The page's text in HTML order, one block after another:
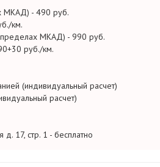
МКАД) - 490 руб.
км.
пределах МКАД) - 990 руб.
руб./км.
(индивидуальный расчет)
расчет)
д. 17, стр. 1 - бесплатно